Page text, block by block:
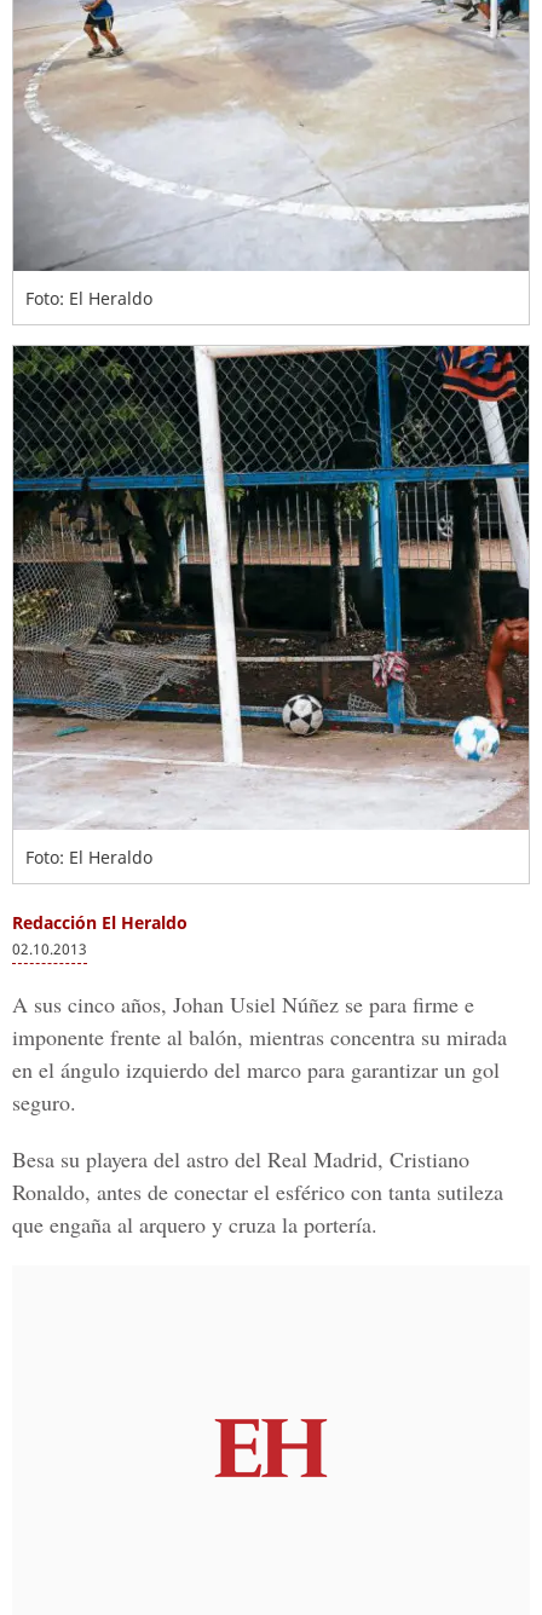
Foto: El Heraldo
Foto: El Heraldo
Redacción El Heraldo
02.10.2013
A sus cinco años, Johan Usiel Núñez se para firme e
imponente frente al balón, mientras concentra su mirada
en el ángulo izquierdo del marco para garantizar un gol
seguro.
Besa su playera del astro del Real Madrid, Cristiano
Ronaldo, antes de conectar el esférico con tanta sutileza
que engaña al arquero y cruza la portería.